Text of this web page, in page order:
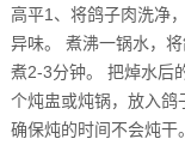
高平1、将鸽子肉洗净
异味。 煮沸一锅水，
煮2-3分钟。 把焯水后
个炖盅或炖锅，放入鸽
确保炖的时间不会炖干。